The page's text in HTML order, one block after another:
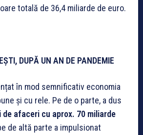
totală de 36,4 miliarde de euro.
DUPĂ UN AN DE PANDEMIE
în mod semnificativ economia
și cu rele. Pe de o parte, a dus
afaceri cu aprox. 70 miliarde
de altă parte a impulsionat